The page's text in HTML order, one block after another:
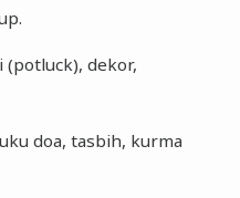
(potluck), dekor,
doa, tasbih, kurma